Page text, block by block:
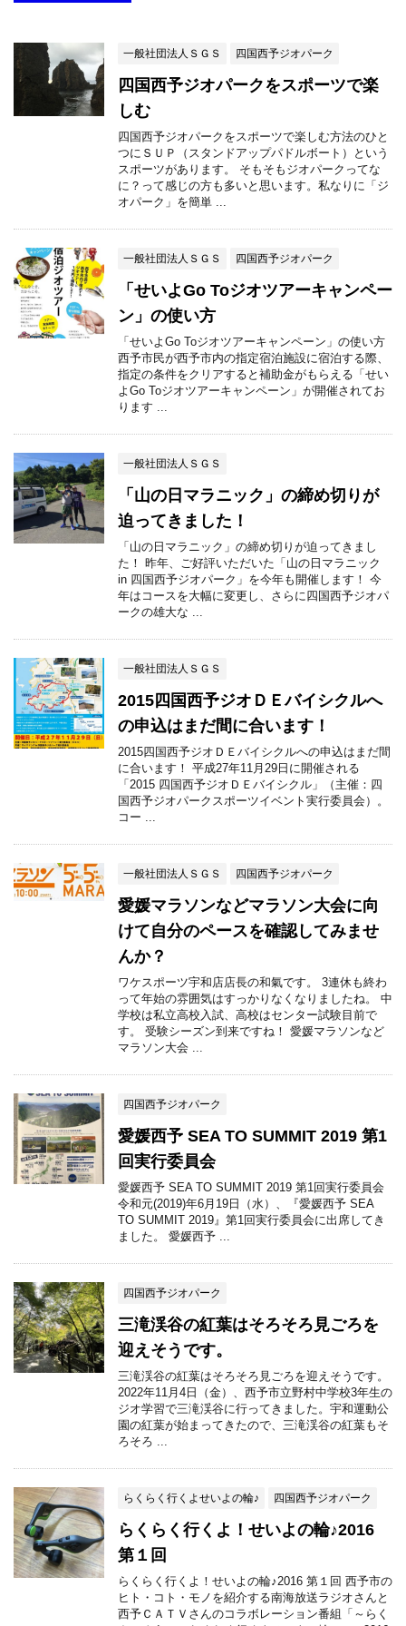
一般社団法人ＳＧＳ 四国西予ジオパーク
四国西予ジオパークをスポーツで楽
しむ
四国西予ジオパークをスポーツで楽しむ方法のひと
つにＳＵＰ（スタンドアップパドルボート）という
スポーツがあります。 そもそもジオパークってな
に？って感じの方も多いと思います。私なりに「ジ
オパーク」を簡単 ...
一般社団法人ＳＧＳ 四国西予ジオパーク
「せいよGo Toジオツアーキャンペー
ン」の使い方
「せいよGo Toジオツアーキャンペーン」の使い方
西予市民が西予市内の指定宿泊施設に宿泊する際、
指定の条件をクリアすると補助金がもらえる「せい
よGo Toジオツアーキャンペーン」が開催されてお
ります ...
一般社団法人ＳＧＳ
「山の日マラニック」の締め切りが
迫ってきました！
「山の日マラニック」の締め切りが迫ってきまし
た！ 昨年、ご好評いただいた「山の日マラニック
in 四国西予ジオパーク」を今年も開催します！ 今
年はコースを大幅に変更し、さらに四国西予ジオパ
ークの雄大な ...
一般社団法人ＳＧＳ
2015四国西予ジオＤＥバイシクルへ
の申込はまだ間に合います！
2015四国西予ジオＤＥバイシクルへの申込はまだ間
に合います！ 平成27年11月29日に開催される
「2015 四国西予ジオＤＥバイシクル」（主催：四
国西予ジオパークスポーツイベント実行委員会）。
コー ...
一般社団法人ＳＧＳ 四国西予ジオパーク
愛媛マラソンなどマラソン大会に向
けて自分のペースを確認してみませ
んか？
ワケスポーツ宇和店店長の和氣です。 3連休も終わ
って年始の雰囲気はすっかりなくなりましたね。 中
学校は私立高校入試、高校はセンター試験目前で
す。 受験シーズン到来ですね！ 愛媛マラソンなど
マラソン大会 ...
四国西予ジオパーク
愛媛西予 SEA TO SUMMIT 2019 第1
回実行委員会
愛媛西予 SEA TO SUMMIT 2019 第1回実行委員会
令和元(2019)年6月19日（水）、『愛媛西予 SEA
TO SUMMIT 2019』第1回実行委員会に出席してき
ました。 愛媛西予 ...
四国西予ジオパーク
三滝渓谷の紅葉はそろそろ見ごろを
迎えそうです。
三滝渓谷の紅葉はそろそろ見ごろを迎えそうです。
2022年11月4日（金）、西予市立野村中学校3年生の
ジオ学習で三滝渓谷に行ってきました。宇和運動公
園の紅葉が始まってきたので、三滝渓谷の紅葉もそ
ろそろ ...
らくらく行くよせいよの輪♪ 四国西予ジオパーク
らくらく行くよ！せいよの輪♪2016
第１回
らくらく行くよ！せいよの輪♪2016 第１回 西予市の
ヒト・コト・モノを紹介する南海放送ラジオさんと
西予ＣＡＴＶさんのコラボレーション番組「～らく